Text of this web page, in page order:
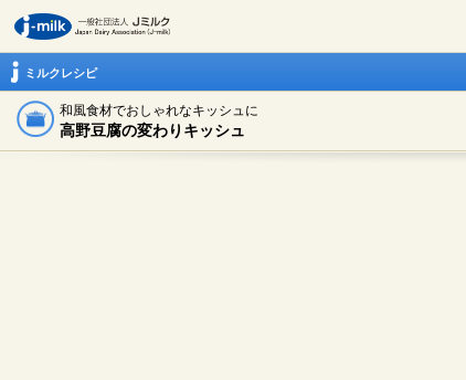
ミルクレシピ
和風食材でおしゃれなキッシュに
高野豆腐の変わりキッシュ